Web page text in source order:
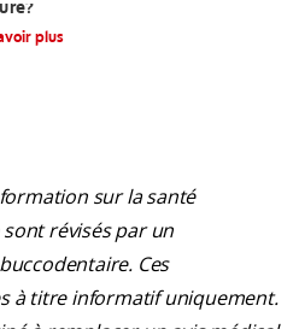
plus
sur la santé
révisés par un
Ces
à titre informatif uniquement.